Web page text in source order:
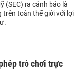
(SEC) ra cảnh báo là
toàn thế giới với lợi
trò chơi trực